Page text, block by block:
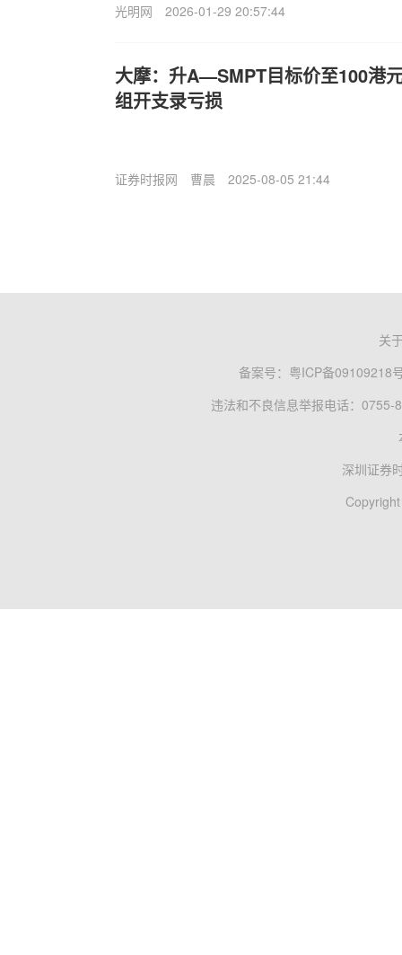
光明网 2026-01-29 20:57:44
大摩：升A—SMPT目标价至100港
组开支录亏损
证券时报网 曹晨 2025-08-05 21:44
关
备案号： 粤ICP备09109218
违法和不良信息举报电话：0755-
深圳证券